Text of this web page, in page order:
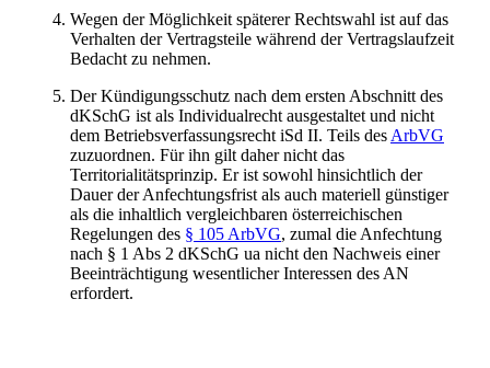
Wegen der Möglichkeit späterer Rechtswahl ist auf das
Verhalten der Vertragsteile während der Vertragslaufzeit
Bedacht zu nehmen.
Der Kündigungsschutz nach dem ersten Abschnitt des
dKSchG ist als Individualrecht ausgestaltet und nicht
dem Betriebsverfassungsrecht iSd II. Teils des ArbVG
zuzuordnen. Für ihn gilt daher nicht das
Territorialitätsprinzip. Er ist sowohl hinsichtlich der
Dauer der Anfechtungsfrist als auch materiell günstiger
als die inhaltlich vergleichbaren österreichischen
Regelungen des § 105 ArbVG, zumal die Anfechtung
nach § 1 Abs 2 dKSchG ua nicht den Nachweis einer
Beeinträchtigung wesentlicher Interessen des AN
erfordert.